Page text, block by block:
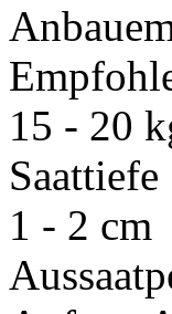
15 - 20
Saattiefe
1 - 2 cm